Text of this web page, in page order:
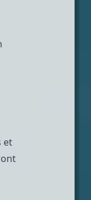
et